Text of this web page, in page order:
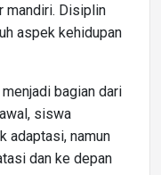
mandiri. Disiplin
aspek kehidupan
bagian dari
siswa
adaptasi, namun
dan ke depan